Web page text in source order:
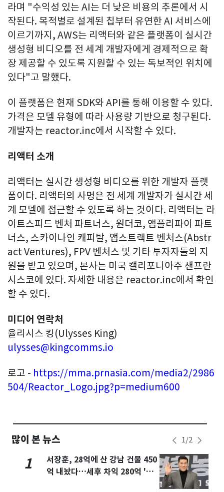
라며 "수익성 있는 AI는 더 낮은 비용의 추론에서 시
작된다. 목적별로 설계된 칩부터 유연한 AI 서비스에
이르기까지, AWS는 리액터와 같은 플랫폼이 실시간
생성형 비디오를 전 세계 개발자에게 경제적으로 확
장 제공할 수 있도록 지원할 수 있는 독보적인 위치에
있다"고 말했다.
이 플랫폼은 현재 SDK와 API를 통해 이용할 수 있다.
가격은 모델 유형에 따라 사용량 기반으로 청구된다.
개발자는 reactor.inc에서 시작할 수 있다.
리액터 소개
리액터는 실시간 생성형 비디오를 위한 개발자 플랫
폼이다. 리액터의 사명은 전 세계 개발자가 실시간 세
계 모델에 접근할 수 있도록 하는 것이다. 리액터는 라
이트스피드 벤처 파트너스, 원더코, 앰플리파이 파트
너스, 스카이나인 캐피탈, 앱스트랙트 벤처스(Abstr
act Ventures), FPV 벤처스 및 기타 투자자들의 지
원을 받고 있으며, 본사는 미국 캘리포니아주 샌프란
시스코에 있다. 자세한 내용은 reactor.inc에서 확인
할 수 있다.
미디어 연락처
율리시스 킹(Ulysses King)
ulysses@kingcomms.io
로고 - https://mma.prnasia.com/media2/2986
504/Reactor_Logo.jpg?p=medium600
많이 본 뉴스 1/2
1
서장훈, 28억에 산 강남 건물 450
억 내놨다…세후 차익 280억 '잭